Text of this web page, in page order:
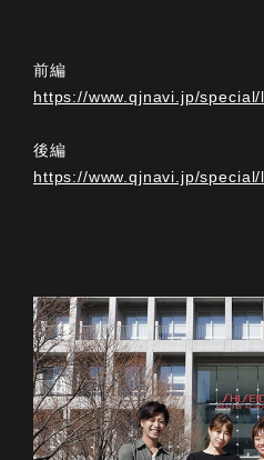
前編
https://www.qjnavi.jp/
後編
https://www.qjnavi.jp/